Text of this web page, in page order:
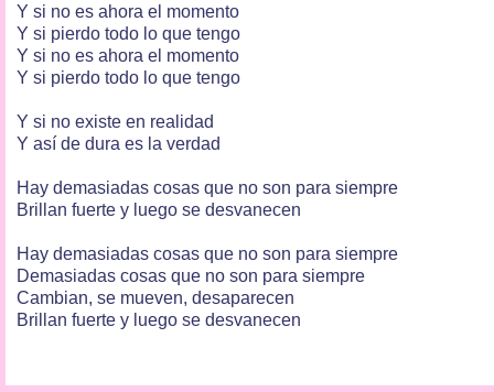
Y si no es ahora el momento
Y si pierdo todo lo que tengo
Y si no es ahora el momento
Y si pierdo todo lo que tengo
Y si no existe en realidad
Y así de dura es la verdad
Hay demasiadas cosas que no son para siempre
Brillan fuerte y luego se desvanecen
Hay demasiadas cosas que no son para siempre
Demasiadas cosas que no son para siempre
Cambian, se mueven, desaparecen
Brillan fuerte y luego se desvanecen